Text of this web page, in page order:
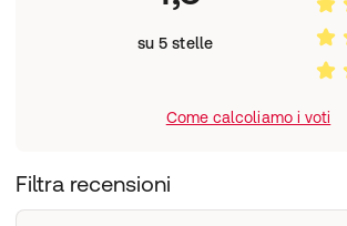
su 5 stelle
Come calcoliamo i voti
Filtra recensioni